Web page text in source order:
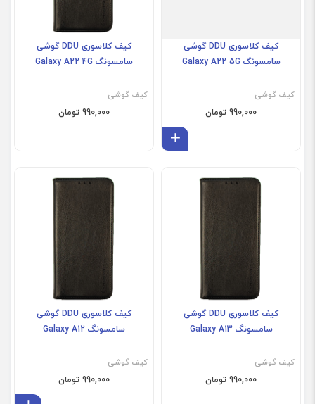
کیف کلاسوری DDU گوشی
سامسونگ Galaxy A22 5G
کیف گوشی
990,000 تومان
کیف کلاسوری DDU گوشی
سامسونگ Galaxy A22 4G
کیف گوشی
990,000 تومان
کیف کلاسوری DDU گوشی
سامسونگ Galaxy A13
کیف گوشی
990,000 تومان
A12
کیف کلاسوری DDU گوشی
سامسونگ Galaxy A12
کیف گوشی
990,000 تومان